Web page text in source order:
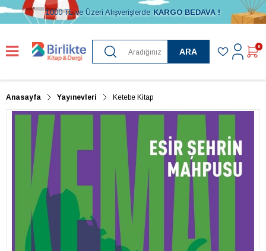
1000 TL ve Üzeri Alışverişlerde KARGO BEDAVA !
ARA
0
Anasayfa Yayınevleri Ketebe Kitap